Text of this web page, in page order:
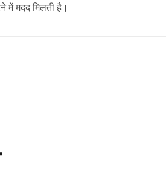
में मदद मिलती है।